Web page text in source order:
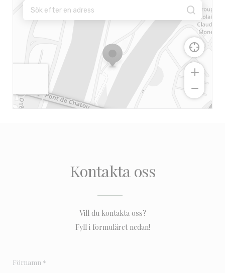
Kontakta oss
Vill du kontakta oss?
Fyll i formuläret nedan!